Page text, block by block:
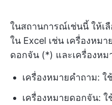
ในสถานการณ์เช่นนี้ ให้เ
ใน Excel เช่น เครื่องหม
ดอกจัน (*) และเครื่องหม
เครื่องหมายคำถาม:
เครื่องหมายดอกจัน: